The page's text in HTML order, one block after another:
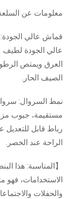
معلومات عن
عالي الجودة لطيف
العرق ويمتص
الصيف الحار.
نمط السروال:
مستقيمة، جيوب
رباط قابل
الراحة عند الخصر.
【المناسبة: هذا
الاستخدامات، فهو
والحفلات